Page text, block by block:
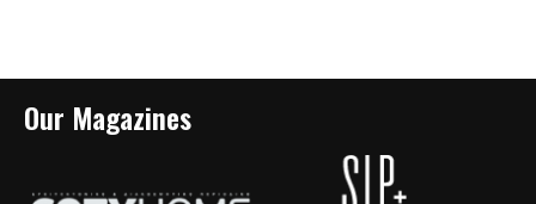
Our Magazines